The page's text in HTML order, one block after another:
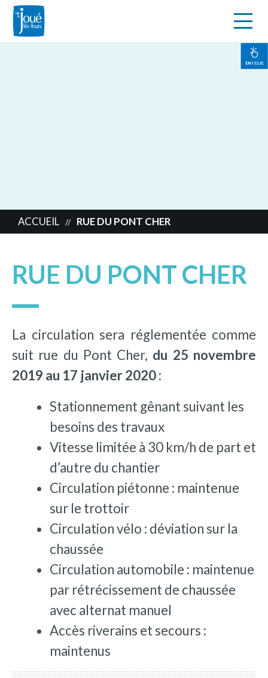
EN 1 CLIC
ACCUEIL // RUE DU PONT CHER
RUE DU PONT CHER
La circulation sera réglementée comme
suit rue du Pont Cher, du 25 novembre
2019 au 17 janvier 2020 :
Stationnement gênant suivant les
besoins des travaux
Vitesse limitée à 30 km/h de part et
d’autre du chantier
Circulation piétonne : maintenue
sur le trottoir
Circulation vélo : déviation sur la
chaussée
Circulation automobile : maintenue
par rétrécissement de chaussée
avec alternat manuel
Accès riverains et secours :
maintenus